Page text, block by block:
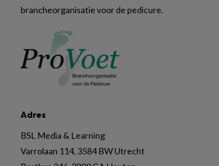
Adres
BSL Media & Learning
Varrolaan 114, 3584 BW Utrecht
brancheorganisatie voor de pedicure.